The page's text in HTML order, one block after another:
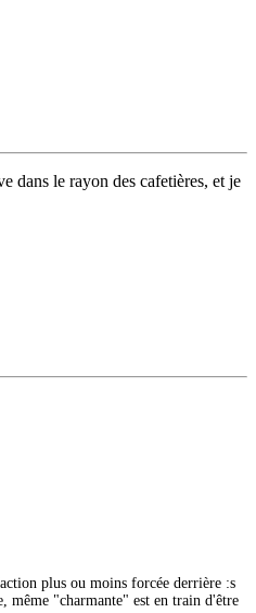
dans le rayon des cafetières, et je
plus ou moins forcée derrière :s
même "charmante" est en train d'être